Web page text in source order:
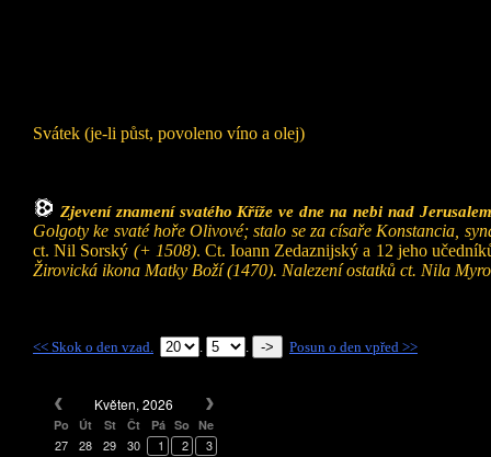
Svátek (je-li půst, povoleno víno a olej)
Zjevení znamení svatého Kříže ve dne na nebi nad
Golgoty ke svaté hoře Olivové; stalo se za císaře Konstancia,
ct. Nil Sorský (+ 1508). Ct. Ioann Zedaznijský a 12 jeho
Žirovická ikona Matky Boží (1470). Nalezení ostatků ct. Nila
<< Skok o den vzad. . . Posun o den vpřed >>
Květen, 2026
Po Út St Čt Pá So Ne
27 28 29 30 1 2
3